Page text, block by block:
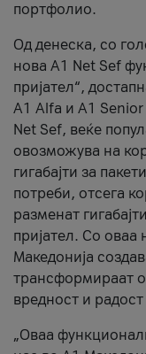
портфолио.
Од денеска, со
нова A1 Net Sef
пријател“,
А1 Alfa и A1
Net Sef, веќе
овозможува на
гигабајти за
потреби, отсега
разменат
пријател. Со оваа
Македонија
трансформираат
вредност и
„Оваа